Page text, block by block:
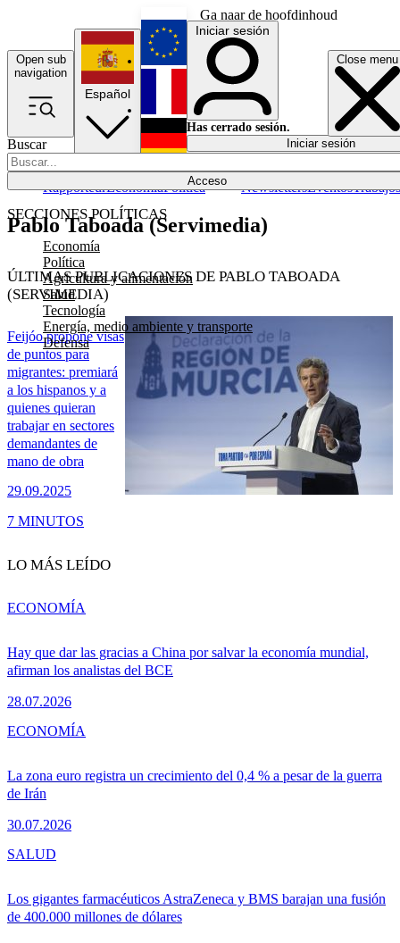
Ga naar de hoofdinhoud
Open sub
navigation
Close menu
Buscar
Acceso
SECCIONES POLÍTICAS
Economía
Política
Agricultura y alimentación
Salud
Tecnología
Energía, medio ambiente y transporte
Defensa
RapporteurEconomíaPolítica NewslettersEventosTrabajos
Español
English
Français
Iniciar sesión
Has cerrado sesión.
Iniciar sesión
Pablo Taboada (Servimedia)
ÚLTIMAS PUBLICACIONES DE PABLO TABOADA
(SERVIMEDIA)
Feijóo propone visas
de puntos para
migrantes: premiará
a los hispanos y a
quienes quieran
trabajar en sectores
demandantes de
mano de obra
29.09.2025
7 MINUTOS
LO MÁS LEÍDO
Hay que dar las gracias a China por salvar la economía mundial,
afirman los analistas del BCE
28.07.2026
ECONOMÍA
La zona euro registra un crecimiento del 0,4 % a pesar de la guerra
de Irán
30.07.2026
ECONOMÍA
Los gigantes farmacéuticos AstraZeneca y BMS barajan una fusión
de 400.000 millones de dólares
SALUD